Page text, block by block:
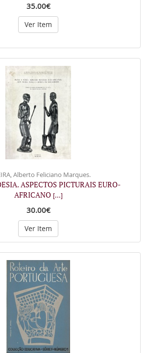
35.00€
Ver Item
Alberto Feliciano Marques.
ASPECTOS PICTURAIS EURO-
AFRICANO [...]
30.00€
Ver Item